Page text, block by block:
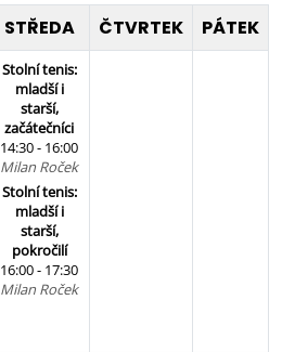
STŘEDA ČTVRTEK PÁTEK
Stolní tenis:
mladší i
starší,
začátečníci
14:30 - 16:00
Milan Roček
Stolní tenis:
mladší i
starší,
pokročilí
16:00 - 17:30
Milan Roček